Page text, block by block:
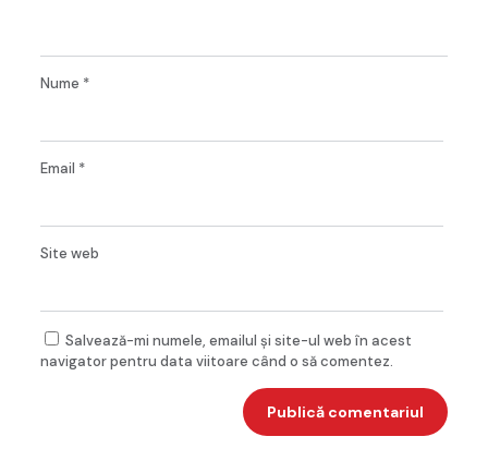
Nume *
Email *
Site web
Salvează-mi numele, emailul și site-ul web în acest
navigator pentru data viitoare când o să comentez.